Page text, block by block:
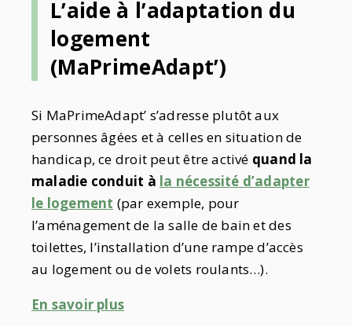
L’aide à l’adaptation du
logement
(MaPrimeAdapt’)
Si MaPrimeAdapt’ s’adresse plutôt aux
personnes âgées et à celles en situation de
handicap, ce droit peut être activé quand la
maladie conduit à la nécessité d’adapter
le logement (par exemple, pour
l’aménagement de la salle de bain et des
toilettes, l’installation d’une rampe d’accès
au logement ou de volets roulants…).
En savoir plus